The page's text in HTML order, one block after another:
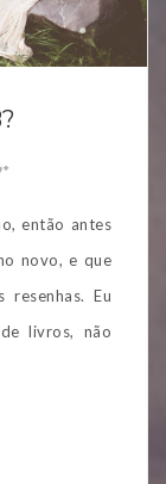
então antes
novo, e que
Eu
livros, não